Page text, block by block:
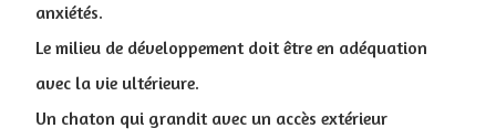
anxiétés.
Le milieu de développement doit être en adéquation
avec la vie ultérieure.
Un chaton qui grandit avec un accès extérieur